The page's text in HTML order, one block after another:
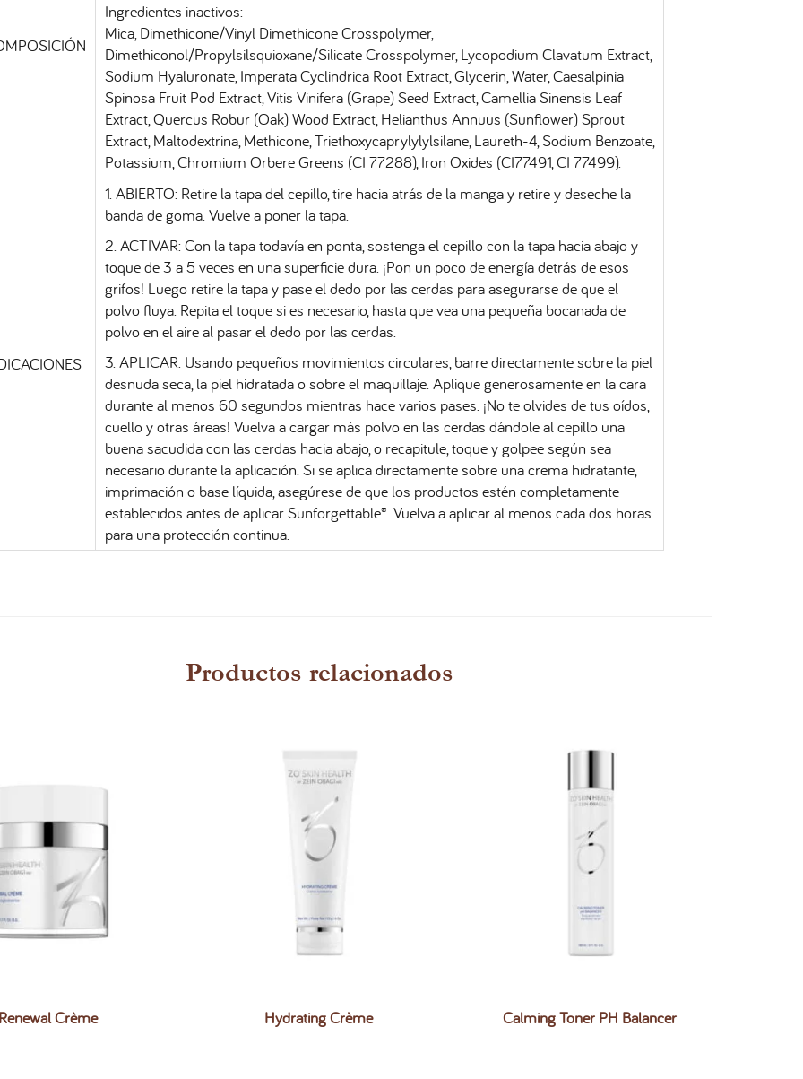
Ingredientes inactivos:
Mica, Dimethicone/Vinyl Dimethicone Crosspolymer,
Dimethiconol/Propylsilsquioxane/Silicate Crosspolymer, Lycopodium Clavatum Extract,
Sodium Hyaluronate, Imperata Cyclindrica Root Extract, Glycerin, Water, Caesalpinia
Spinosa Fruit Pod Extract, Vitis Vinifera (Grape) Seed Extract, Camellia Sinensis Leaf
Extract, Quercus Robur (Oak) Wood Extract, Helianthus Annuus (Sunflower) Sprout
Extract, Maltodextrina, Methicone, Triethoxycaprylylylsilane, Laureth-4, Sodium Benzoate,
Potassium, Chromium Orbere Greens (CI 77288), Iron Oxides (CI77491, CI 77499).
1. ABIERTO: Retire la tapa del cepillo, tire hacia atrás de la manga y retire y deseche la
banda de goma. Vuelve a poner la tapa.
2. ACTIVAR: Con la tapa todavía en ponta, sostenga el cepillo con la tapa hacia abajo y
toque de 3 a 5 veces en una superficie dura. ¡Pon un poco de energía detrás de esos
grifos! Luego retire la tapa y pase el dedo por las cerdas para asegurarse de que el
polvo fluya. Repita el toque si es necesario, hasta que vea una pequeña bocanada de
polvo en el aire al pasar el dedo por las cerdas.
3. APLICAR: Usando pequeños movimientos circulares, barre directamente sobre la piel
desnuda seca, la piel hidratada o sobre el maquillaje. Aplique generosamente en la cara
durante al menos 60 segundos mientras hace varios pases. ¡No te olvides de tus oídos,
cuello y otras áreas! Vuelva a cargar más polvo en las cerdas dándole al cepillo una
buena sacudida con las cerdas hacia abajo, o recapitule, toque y golpee según sea
necesario durante la aplicación. Si se aplica directamente sobre una crema hidratante,
imprimación o base líquida, asegúrese de que los productos estén completamente
establecidos antes de aplicar Sunforgettable®. Vuelva a aplicar al menos cada dos horas
para una protección continua.
Productos relacionados
Crème Hydrating Crème Calming Toner PH Balancer